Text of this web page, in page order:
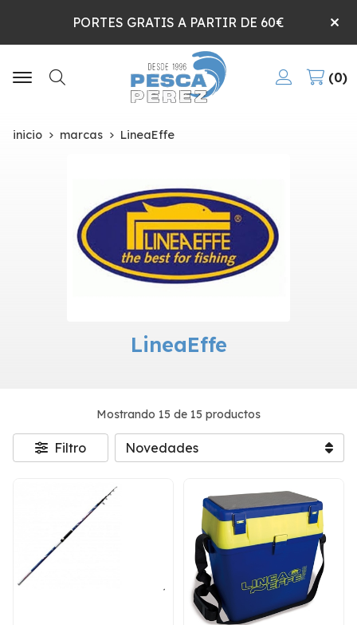
PORTES GRATIS A PARTIR DE 60€
Buscar
0
inicio marcas LineaEffe
LineaEffe
Mostrando 15 de 15 productos
Filtro